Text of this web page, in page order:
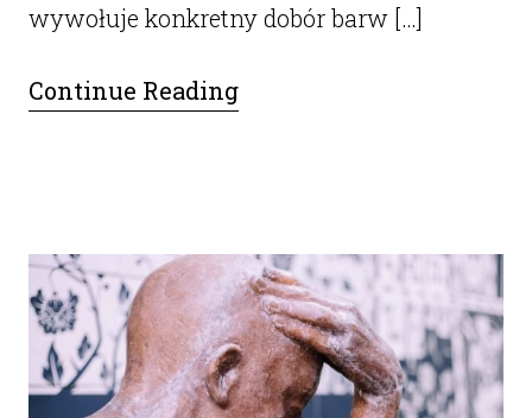
wywołuje konkretny dobór barw […]
Continue Reading